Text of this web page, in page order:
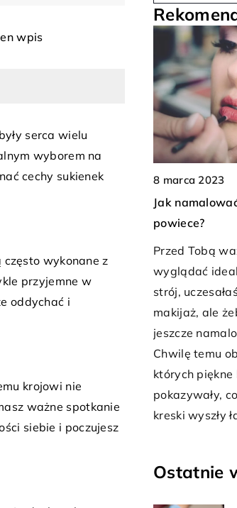
wpis
serca wielu
wyborem na
cechy sukienek
wykonane z
przyjemne w
oddychać i
krojowi nie
ważne spotkanie
siebie i poczujesz
z
8 marca 2023
Jak namalować idealną kreskę na
Przed Tobą ważne wyjście i chcesz
wyglądać idealnie. Wybrałaś
strój, uczesałaś włosy oraz zaczęłaś
makijaż, ale żeby był on kompletny,
jeszcze namalować kreski na
Chwilę temu obejrzałaś kilka
których piękne kobiety bardzo
pokazywały, co i jak należy zrobić,
kreski wyszły ładne oraz równe.
Ostatnie